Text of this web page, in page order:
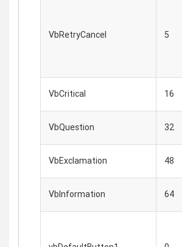
VbRetryCancel 5
VbCritical 16
VbQuestion 32
VbExclamation 48
VbInformation 64